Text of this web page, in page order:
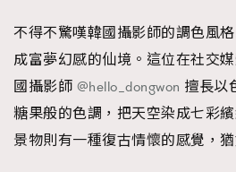
不得不驚嘆韓國攝影師的調色風
成富夢幻感的仙境。這位在社交
國攝影師 @hello_dongwon 擅長以
糖果般的色調，把天空染成七彩
景物則有一種復古情懷的感覺，